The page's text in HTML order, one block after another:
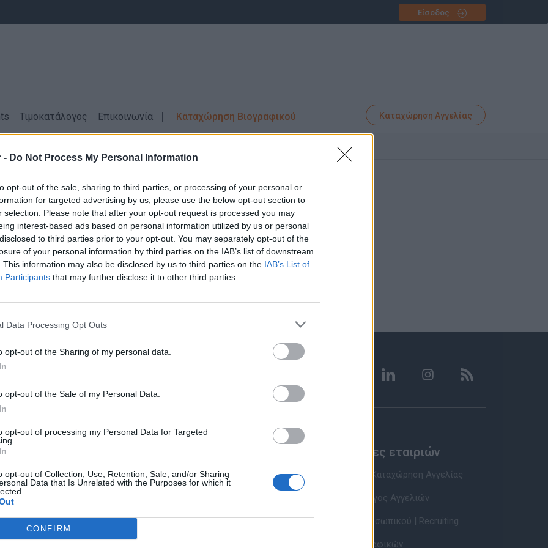
- Do Not Process My Personal Information
opt-out of the sale, sharing to third parties, or processing of your personal or
for targeted advertising by us, please use the below opt-out section to
selection. Please note that after your opt-out request is processed you may
interest-based ads based on personal information utilized by us or personal
to third parties prior to your opt-out. You may separately opt-out of the
of your personal information by third parties on the IAB’s list of downstream
This information may also be disclosed by us to third parties on the IAB’s List of
Participants that may further disclose it to other third parties.
Data Processing Opt Outs
opt-out of the Sharing of my personal data.
opt-out of the Sale of my Personal Data.
opt-out of processing my Personal Data for Targeted
opt-out of Collection, Use, Retention, Sale, and/or Sharing
Data that Is Unrelated with the Purposes for which it
CONFIRM
Είσοδος
Τιμοκατάλογος Επικοινωνία Καταχώρηση Βιογραφικού Καταχώρηση Αγγελίας
Θέσεις ΕργασίαςΕργάτες \ ΠΑΡΟΣ
Δεν βρέθηκαν αποτελέσματα για την αναζήτηση σας!
υποψηφίων
Online Βιογραφικού
Καριέρας
Περιγραφές Θέσεων Εργασίας
Υπολογισμός καθαρού μισθού
Υπηρεσίες εταιριών
Εγγραφή & Καταχώρηση Αγγελίας
Τιμοκατάλογος Αγγελιών
Εύρεση Προσωπικού | Recruiting
Βάση Βιογραφικών